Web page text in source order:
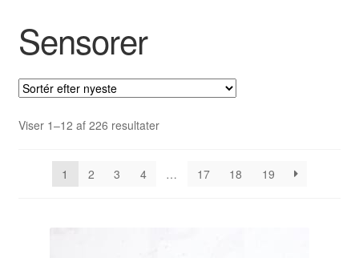
Kasse
Klage
Klageprocedure
Kontakte
Sensorer
Viser 1–12 af 226 resultaterSorteret
1
2 3 4 … 17 18 19